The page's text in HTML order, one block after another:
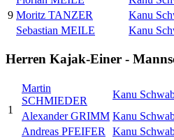
9 Moritz TANZER
Kanu
Sebastian MEILE
Kanu
Herren Kajak-Einer -
1
Martin
SCHMIEDER
Kanu
Alexander GRIMM Kanu
Andreas PFEIFER
Kanu